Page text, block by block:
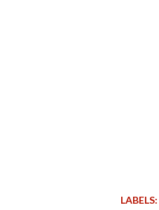
LABELS: